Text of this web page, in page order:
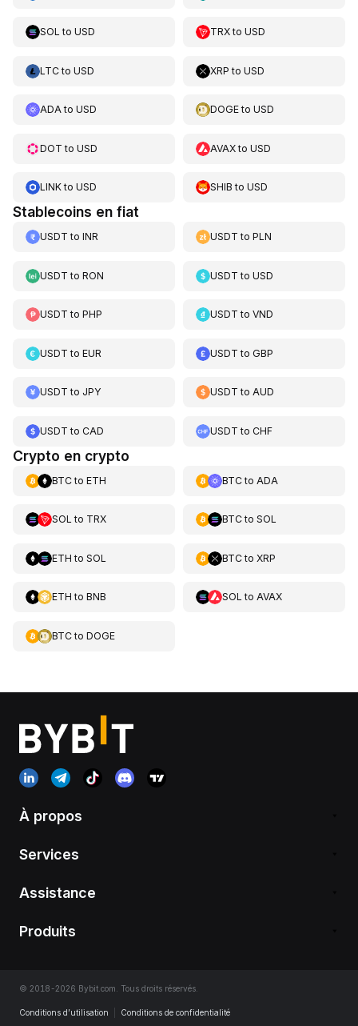
SOL to USD TRXtoUSD
LTCto USD XRP toUSD
ADAto USD DOGEtoUSD
DOT to USD AVAXtoUSD
LINKto USD SHIB toUSD
Stablecoins en fiat
USDT to INR USDT toPLN
USDT to RON USDT toUSD
USDT to PHP USDT toVND
USDT to EUR USDT toGBP
USDT to JPY USDT toAUD
USDT to CAD USDT toCHF
Crypto en crypto
BTCto ETH BTCto ADA
SOL to TRX BTCto SOL
ETH to SOL BTCto XRP
ETH to BNB SOL to AVAX
BTCto DOGE
À propos
Services
Assistance
Produits
© 2018-2026 Bybit.com. Tous droits réservés.
Conditions d’utilisation Conditions de confidentialité